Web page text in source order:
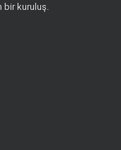
bir kuruluş.